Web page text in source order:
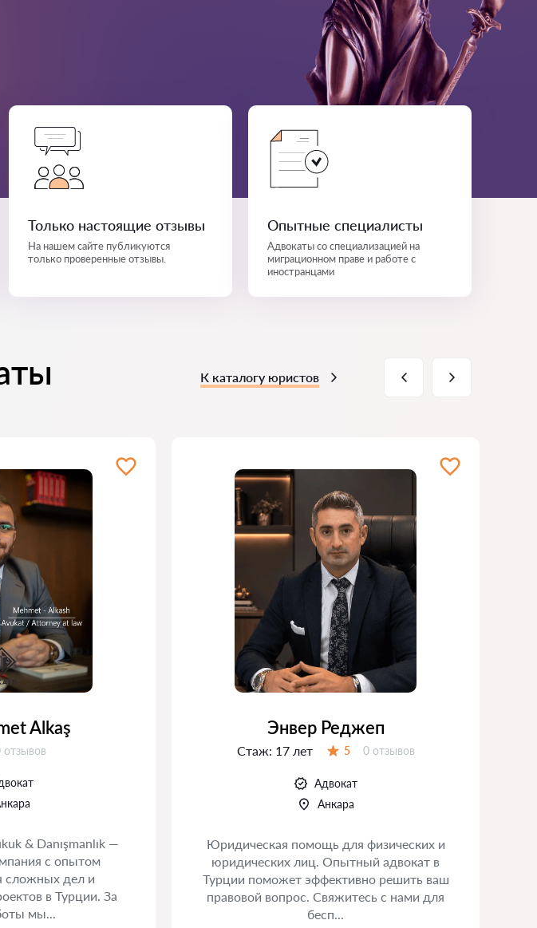
Только настоящие отзывы
На нашем сайте публикуются
только проверенные отзывы.
Опытные специалисты
Адвокаты со специализацией на
миграционном праве и работе с
иностранцами
К каталогу юристов
Alkaş
отзывов
& Danışmanlık —
с опытом
сложных дел и
в Турции. За
мы...
Энвер Реджеп
Стаж: 17 лет 5 Отзывов:
0 отзывов
Адвокат
Анкара
Юридическая помощь для физических и
юридических лиц. Опытный адвокат в
Турции поможет эффективно решить ваш
правовой вопрос. Свяжитесь с нами для
бесп...